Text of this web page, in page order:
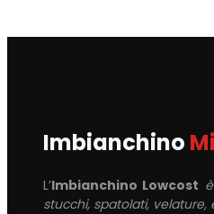
Imbianchino
L’Imbianchino Lowcost
stucchi, spatolati,